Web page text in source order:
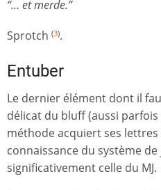
“… et merde.”
Sprotch (3).
Entuber
Le dernier élément dont il
délicat du bluff (aussi parfois
méthode acquiert ses
connaissance du système
significativement celle du MJ.